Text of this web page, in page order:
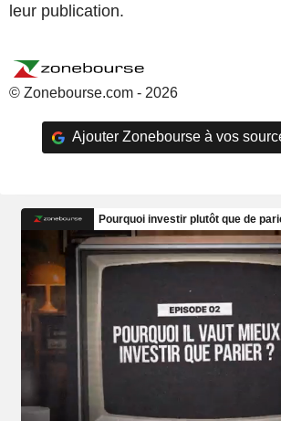
leur publication.
© Zonebourse.com - 2026
Ajouter Zonebourse à vos